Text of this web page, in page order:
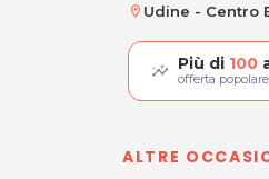
location_on Udine - Centro
Più di 100
offerta popolare
ALTRE